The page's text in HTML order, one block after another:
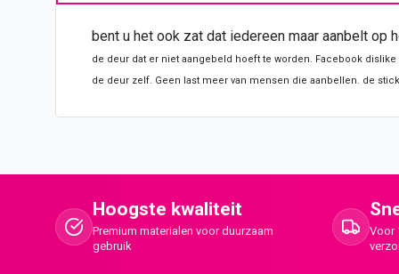
bent u het ook zat dat iedereen maar aanbelt
de deur dat er niet aangebeld hoeft te worden. Facebook dislike
de deur zelf. Geen last meer van mensen die aanbellen. de
Hoogste kwaliteit
Premium materialen voor duurzaam
gebruik
Voor